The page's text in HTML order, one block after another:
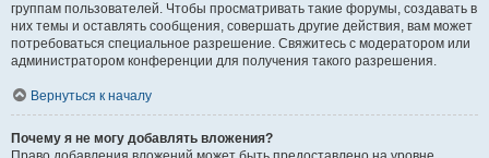
группам пользователей. Чтобы просматривать такие форумы, создавать в
них темы и оставлять сообщения, совершать другие действия, вам может
потребоваться специальное разрешение. Свяжитесь с модератором или
администратором конференции для получения такого разрешения.
Вернуться к началу
Почему я не могу добавлять вложения?